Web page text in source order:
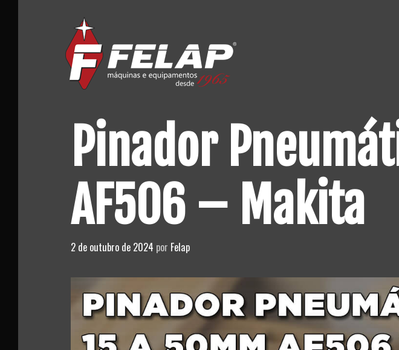
Pinador
AF506 – Makita
2 de outubro de 2024 por Felap